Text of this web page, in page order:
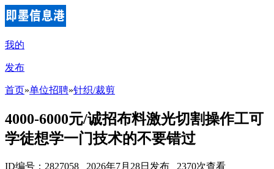
我的
发布
首页»单位招聘»针织/裁剪
4000-6000元/诚招布料激光切割操作工可
学徒想学一门技术的不要错过
ID编号：2827058 2026年7月28日发布 2370次查看